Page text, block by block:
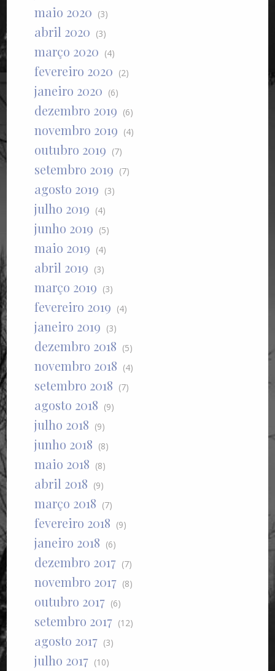
maio 2020 (3)
abril 2020 (3)
março 2020 (4)
fevereiro 2020 (2)
janeiro 2020 (6)
dezembro 2019 (6)
novembro 2019 (4)
outubro 2019 (7)
setembro 2019 (7)
agosto 2019 (3)
julho 2019 (4)
junho 2019 (5)
maio 2019 (4)
abril 2019 (3)
março 2019 (3)
fevereiro 2019 (4)
janeiro 2019 (3)
dezembro 2018 (5)
novembro 2018 (4)
setembro 2018 (7)
agosto 2018 (9)
julho 2018 (9)
junho 2018 (8)
maio 2018 (8)
abril 2018 (9)
março 2018 (7)
fevereiro 2018 (9)
janeiro 2018 (6)
dezembro 2017 (7)
novembro 2017 (8)
outubro 2017 (6)
setembro 2017 (12)
agosto 2017 (3)
julho 2017 (10)